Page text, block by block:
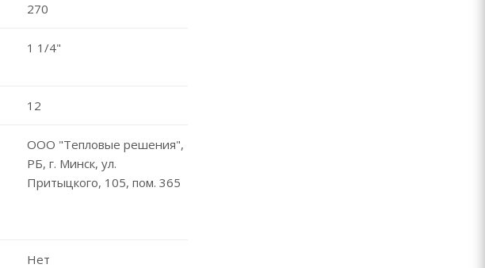
270
1 1/4"
12
ООО "Тепловые решения",
РБ, г. Минск, ул.
Притыцкого, 105, пом. 365
Нет